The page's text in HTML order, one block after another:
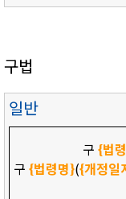
구법
일반
구 {법
구 {법령명}({개정일